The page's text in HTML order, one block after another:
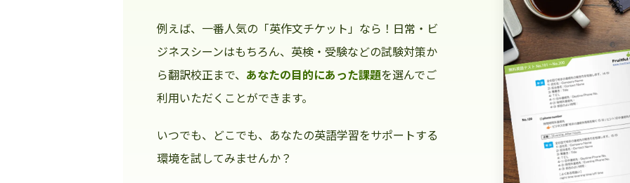
例えば、一番人気の「英作文チケット」なら！日常・ビ
ジネスシーンはもちろん、英検・受験などの試験対策か
ら翻訳校正まで、 あなたの目的にあった課題を選んでご
利用いただくことができます。
いつでも、どこでも、あなたの英語学習をサポートする
環境を試してみませんか？